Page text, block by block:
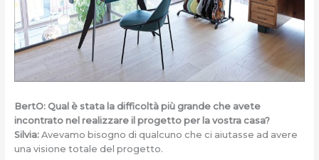
BertO: Qual è stata la difficoltà più grande che avete
incontrato nel realizzare il progetto per la vostra casa?
Silvia:Avevamo bisogno di qualcuno che ci aiutasse ad avere
una visione totale del progetto.